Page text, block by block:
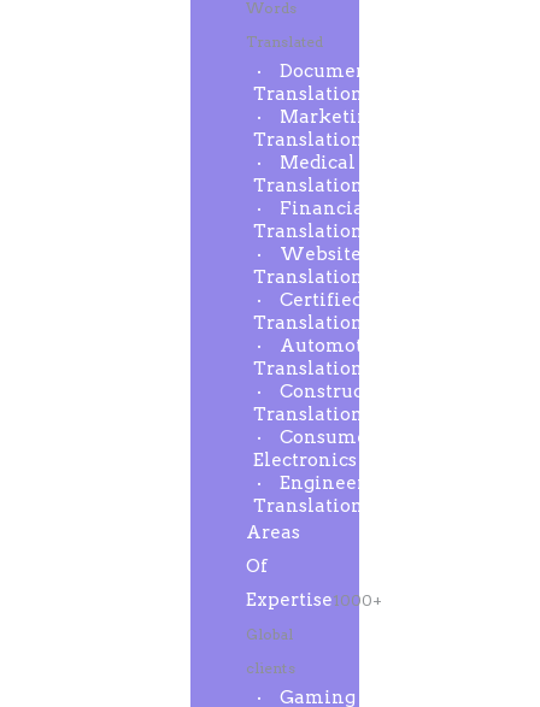
Words
Translated
Document
Translation
Marketing
Translation
Medical
Translation
Financial
Translation
Website
Translation
Certified
Translation
Automotive
Translation
Construction
Translation
Consumer
Electronics
Engineering
Translation
Areas
Of
Expertise1000+
Global
clients
Gaming